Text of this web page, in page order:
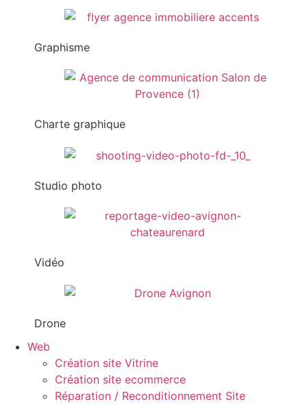
Graphisme
Charte graphique
Studio photo
Vidéo
Drone
Web
Création site Vitrine
Création site ecommerce
Réparation / Reconditionnement Site